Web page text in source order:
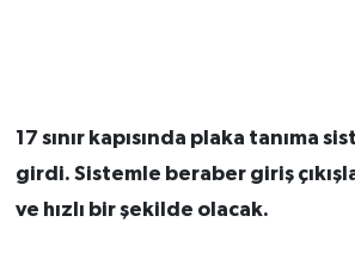
17 sınır kapısında plaka tanıma
girdi. Sistemle beraber giriş
ve hızlı bir şekilde olacak.